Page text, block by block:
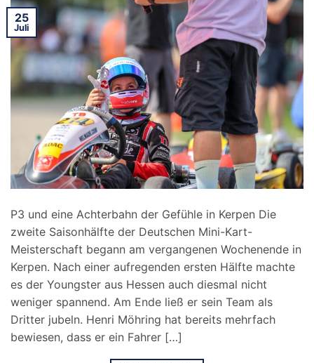
25
Juli
P3 und eine Achterbahn der Gefühle in Kerpen Die
zweite Saisonhälfte der Deutschen Mini-Kart-
Meisterschaft begann am vergangenen Wochenende in
Kerpen. Nach einer aufregenden ersten Hälfte machte
es der Youngster aus Hessen auch diesmal nicht
weniger spannend. Am Ende ließ er sein Team als
Dritter jubeln. Henri Möhring hat bereits mehrfach
bewiesen, dass er ein Fahrer […]